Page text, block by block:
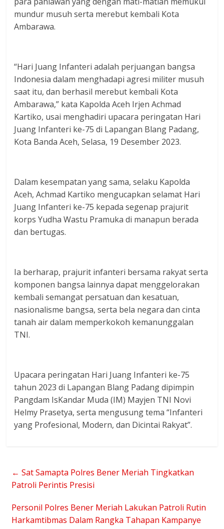
mundur musuh serta merebut kembali Kota
Ambarawa.
“Hari Juang Infanteri adalah perjuangan bangsa
Indonesia dalam menghadapi agresi militer musuh
saat itu, dan berhasil merebut kembali Kota
Ambarawa,” kata Kapolda Aceh Irjen Achmad
Kartiko, usai menghadiri upacara peringatan Hari
Juang Infanteri ke-75 di Lapangan Blang Padang,
Kota Banda Aceh, Selasa, 19 Desember 2023.
Dalam kesempatan yang sama, selaku Kapolda
Aceh, Achmad Kartiko mengucapkan selamat Hari
Juang Infanteri ke-75 kepada segenap prajurit
korps Yudha Wastu Pramuka di manapun berada
dan bertugas.
Ia berharap, prajurit infanteri bersama rakyat serta
komponen bangsa lainnya dapat menggelorakan
kembali semangat persatuan dan kesatuan,
nasionalisme bangsa, serta bela negara dan cinta
tanah air dalam memperkokoh kemanunggalan
TNI.
Upacara peringatan Hari Juang Infanteri ke-75
tahun 2023 di Lapangan Blang Padang dipimpin
Pangdam IsKandar Muda (IM) Mayjen TNI Novi
Helmy Prasetya, serta mengusung tema “Infanteri
yang Profesional, Modern, dan Dicintai Rakyat”.
← Sat Samapta Polres Bener Meriah Tingkatkan
Patroli Perintis Presisi
Personil Polres Bener Meriah Lakukan Patroli Rutin
Harkamtibmas Dalam Rangka Tahapan Kampanye